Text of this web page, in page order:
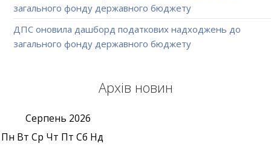
загального фонду державного бюджету
ДПС оновила дашборд податкових надходжень до
загального фонду державного бюджету
Архів новин
Серпень 2026
Пн Вт Ср Чт Пт Сб Нд